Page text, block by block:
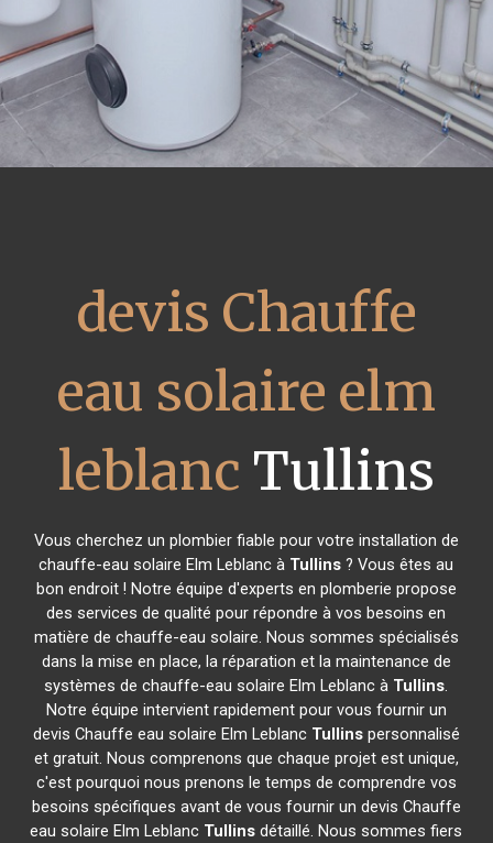
devis Chauffe
eau solaire elm
leblanc Tullins
Vous cherchez un plombier fiable pour votre installation de
chauffe-eau solaire Elm Leblanc à Tullins ? Vous êtes au
bon endroit ! Notre équipe d'experts en plomberie propose
des services de qualité pour répondre à vos besoins en
matière de chauffe-eau solaire. Nous sommes spécialisés
dans la mise en place, la réparation et la maintenance de
systèmes de chauffe-eau solaire Elm Leblanc à Tullins.
Notre équipe intervient rapidement pour vous fournir un
devis Chauffe eau solaire Elm Leblanc Tullinspersonnalisé
et gratuit. Nous comprenons que chaque projet est unique,
c'est pourquoi nous prenons le temps de comprendre vos
besoins spécifiques avant de vous fournir un devis Chauffe
eau solaire Elm Leblanc Tullins détaillé. Nous sommes fiers